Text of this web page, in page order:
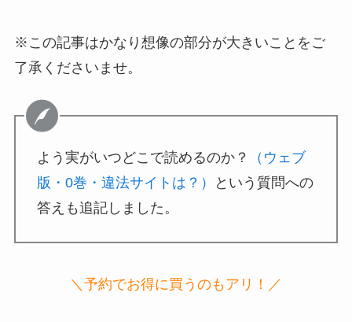
※この記事はかなり想像の部分が大きいことをご
了承くださいませ。
よう実がいつどこで読めるのか？
（ウェブ
版・0巻・違法サイトは？）
という質問への
答えも追記しました。
＼予約でお得に買うのもアリ！／